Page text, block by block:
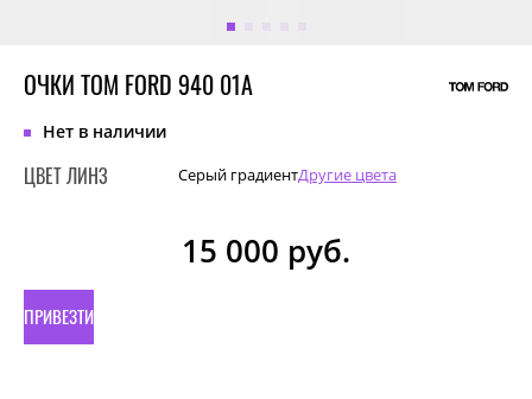
ОЧКИ TOM FORD 940 01A
Нет в наличии
ЦВЕТ ЛИНЗ Серый градиентДругие цвета
15 000 руб.
ПРИВЕЗТИ